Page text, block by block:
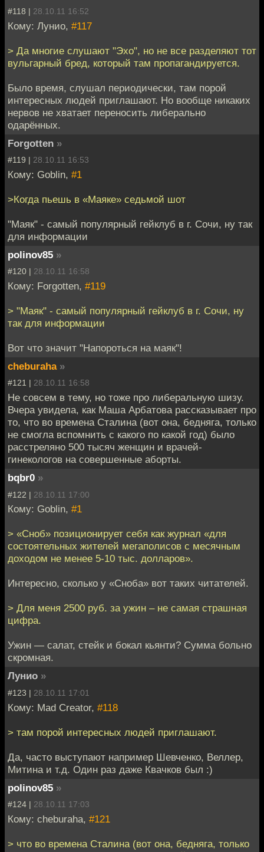
#118 | 28.10.11 16:52
Кому: Лунио, #117
> Да многие слушают "Эхо", но не все разделяют тот
вульгарный бред, который там пропагандируется.
Было время, слушал периодически, там порой
интересных людей приглашают. Но вообще никаких
нервов не хватает переносить либерально
одарённых.
Forgotten »
#119 | 28.10.11 16:53
Кому: Goblin, #1
>Когда пьешь в «Маяке» седьмой шот
"Маяк" - самый популярный гейклуб в г. Сочи, ну так
для информации
polinov85 »
#120 | 28.10.11 16:58
Кому: Forgotten, #119
> "Маяк" - самый популярный гейклуб в г. Сочи, ну
так для информации
Вот что значит "Напороться на маяк"!
cheburaha »
#121 | 28.10.11 16:58
Не совсем в тему, но тоже про либеральную шизу.
Вчера увидела, как Маша Арбатова рассказывает про
то, что во времена Сталина (вот она, бедняга, только
не смогла вспомнить с какого по какой год) было
расстреляно 500 тысяч женщин и врачей-
гинекологов на совершенные аборты.
bqbr0 »
#122 | 28.10.11 17:00
Кому: Goblin, #1
> «Сноб» позиционирует себя как журнал «для
состоятельных жителей мегаполисов с месячным
доходом не менее 5-10 тыс. долларов».
Интересно, сколько у «Сноба» вот таких читателей.
> Для меня 2500 руб. за ужин – не самая страшная
цифра.
Ужин — салат, стейк и бокал кьянти? Сумма больно
скромная.
Лунио »
#123 | 28.10.11 17:01
Кому: Mad Creator, #118
> там порой интересных людей приглашают.
Да, часто выступают например Шевченко, Веллер,
Митина и т.д. Один раз даже Квачков был :)
polinov85 »
#124 | 28.10.11 17:03
Кому: cheburaha, #121
> что во времена Сталина (вот она, бедняга, только